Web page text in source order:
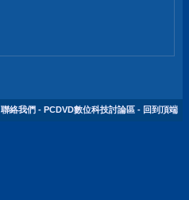
聯絡我們 - PCDVD數位科技討論區 - 回到頂端